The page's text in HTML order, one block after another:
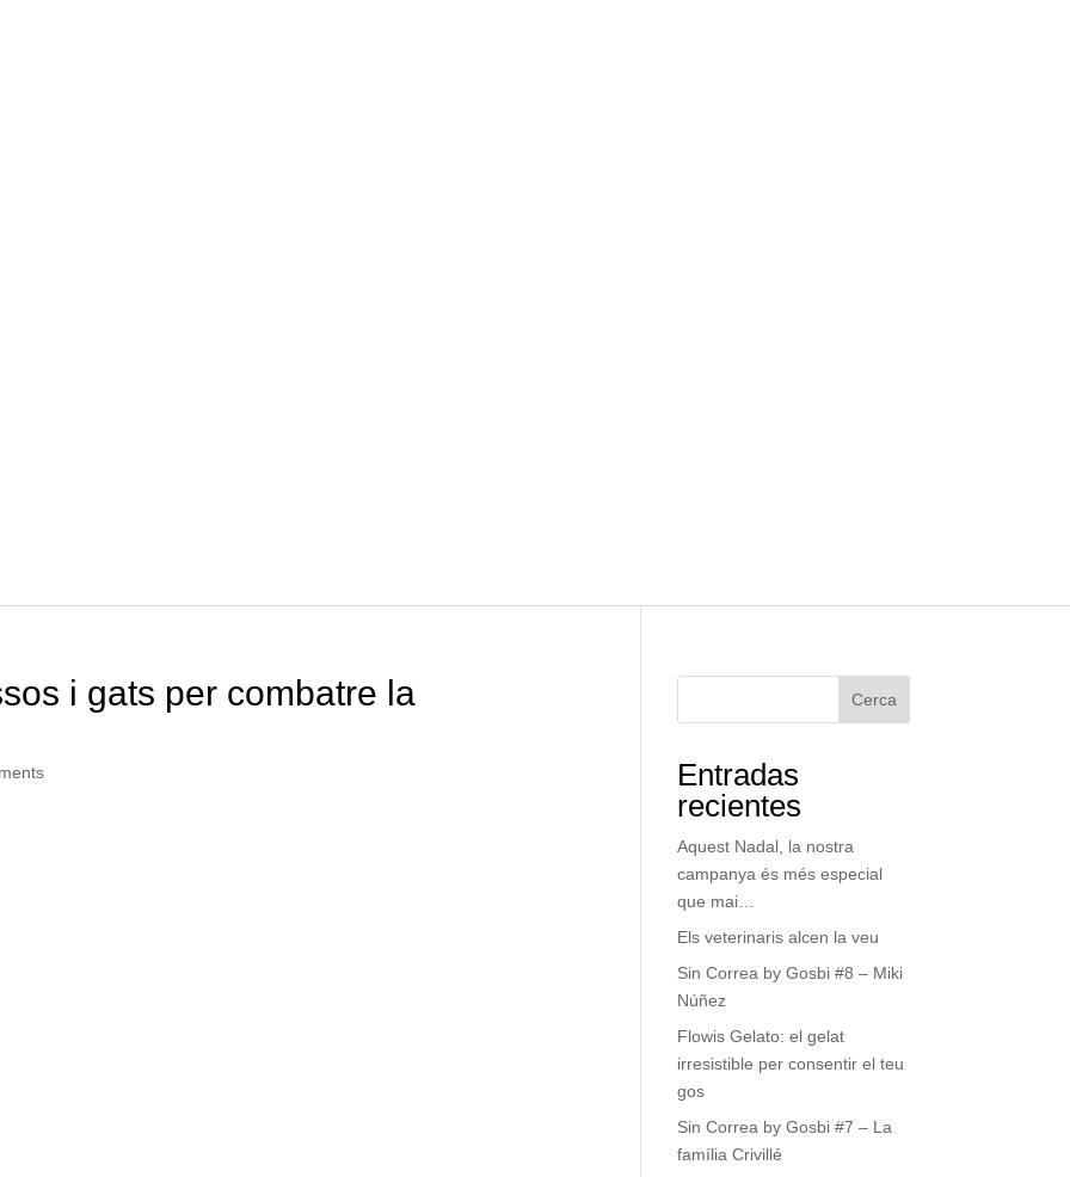
i gats per combatre la Cerca
Entradas
recientes
Aquest Nadal, la nostra
campanya és més especial
que mai…
Els veterinaris alcen la veu
Sin Correa by Gosbi #8 – Miki
Núñez
Flowis Gelato: el gelat
irresistible per consentir el teu
gos
Sin Correa by Gosbi #7 – La
família Crivillé